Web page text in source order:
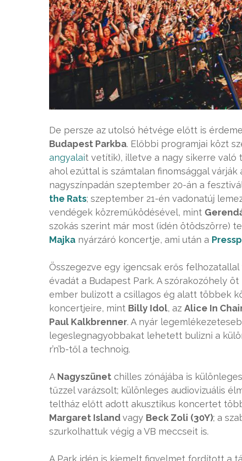
De persze az utolsó hétvége előtt is
Budapest Parkba. Előbbi programjai közt
angyalait vetítik), illetve a nagy sikerre
ahol ezúttal is számtalan finomsággal
nagyszínpadán szeptember 20-án a
the Rats; szeptember 21-én vadonatúj
vendégek közreműködésével, mint
szokás szerint már most (idén ötödszörre)
Majka nyárzáró koncertje, ami után a
Összegezve egy igencsak erős
évadát a Budapest Park. A szórakozóhely
ember bulizott a csillagos ég alatt többek
koncertjeire, mint Billy Idol, az Alice In
Paul Kalkbrenner. A nyár
legeslegnagyobbakat lehetett bulizni a
r’n’b-től a technoig.
A Nagyszünet chilles zónájába is
tűzzel varázsolt; különleges audiovizuális
teltház előtt adott akusztikus koncertet
Margaret Islandvagy Beck Zoli (30Y); a
szurkolhattuk végig a VB meccseit is.
A Park idén is kiemelt figyelmet fordított a